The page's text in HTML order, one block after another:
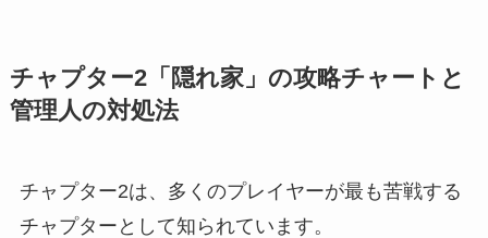
チャプター2「隠れ家」の攻略チャートと
管理人の対処法
チャプター2は、多くのプレイヤーが最も苦戦する
チャプターとして知られています。